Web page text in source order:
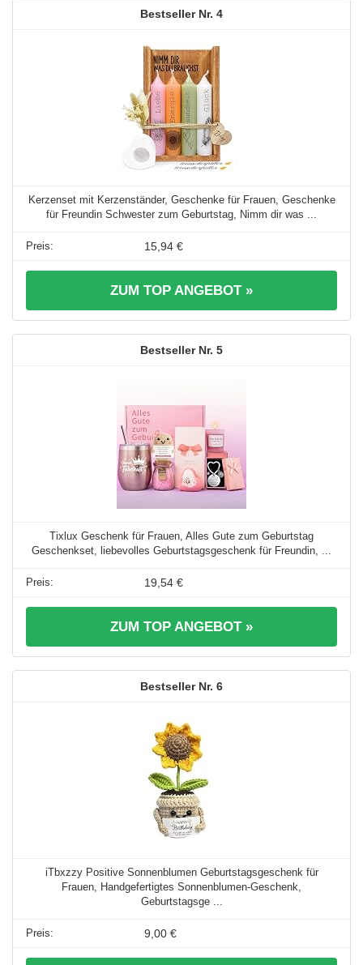
4
Kerzenset mit Kerzenständer, Geschenke für Frauen, Geschenke
für Freundin Schwester zum Geburtstag, Nimm dir was ...
15,94 €
ZUM TOP ANGEBOT »
5
Tixlux Geschenk für Frauen, Alles Gute zum Geburtstag
Geschenkset, liebevolles Geburtstagsgeschenk für Freundin, ...
19,54 €
ZUM TOP ANGEBOT »
6
iTbxzzy Positive Sonnenblumen Geburtstagsgeschenk für
Frauen, Handgefertigtes Sonnenblumen-Geschenk,
Geburtstagsge ...
9,00 €